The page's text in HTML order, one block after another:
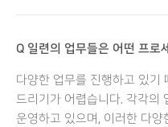
Q 일련의 업무들은 어떤 프로
다양한 업무를 진행하고 있기
드리기가 어렵습니다. 각각의
운영하고 있으며, 이러한 다